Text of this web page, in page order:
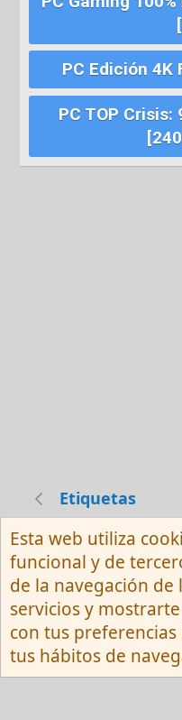
PC Edición 4K
PC TOP Crisis:
Etiquetas
Español (Neutro)
Contactarnos
Privacy policy
Community
2026 XenForo Ltd.
Esta web utiliza
funcional y de
de la navegación
servicios y
con tus
tus hábitos de